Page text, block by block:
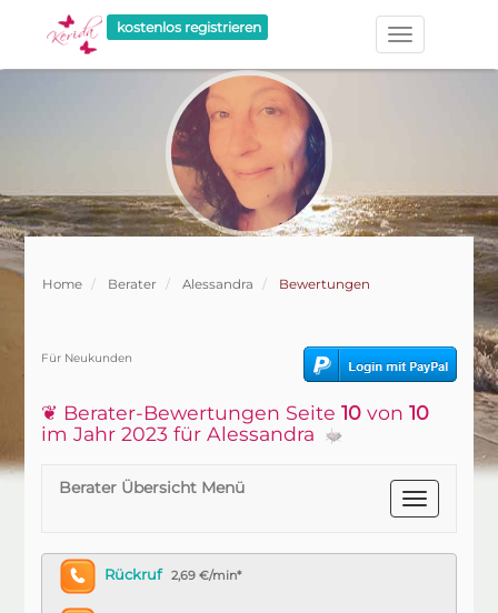
kostenlos registrieren
Home Berater Alessandra Bewertungen
Für Neukunden
❦ Berater-Bewertungen Seite10 von10
im Jahr 2023 für Alessandra
Berater Übersicht Menü
Rückruf 2,69 €/min*